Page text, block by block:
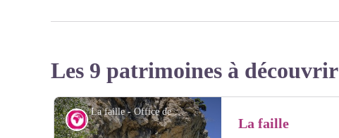
Les 9 patrimoines à découvrir
La faille - Office de tourisme du Pays des Écrins
Géologie et géographie La faille